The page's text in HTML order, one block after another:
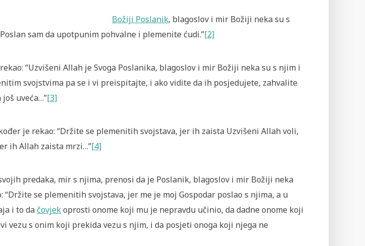
Božiji Poslanik, blagoslov i mir Božiji neka su s
sam da upotpunim pohvalne i plemenite ćudi.”[2]
“Uzvišeni Allah je Svoga Poslanika, blagoslov i mir Božiji neka su s njim i
svojstvima pa se i vi preispitajte, i ako vidite da ih posjedujete, zahvalite
uveća…”[3]
je rekao: “Držite se plemenitih svojstava, jer ih zaista Uzvišeni Allah voli,
ih Allah zaista mrzi…”[4]
predaka, mir s njima, prenosi da je Poslanik, blagoslov i mir Božiji neka
“Držite se plemenitih svojstava, jer me je moj Gospodar poslao s njima, a u
i to da čovjekoprosti onome koji mu je nepravdu učinio, da dadne onome koji
vezu s onim koji prekida vezu s njim, i da posjeti onoga koji njega ne